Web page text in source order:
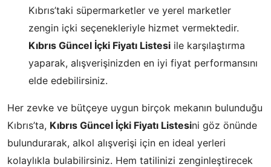
Kıbrıs’taki süpermarketler ve yerel marketler
zengin içki seçenekleriyle hizmet vermektedir.
Kıbrıs Güncel İçki Fiyatı Listesi ile karşılaştırma
yaparak, alışverişinizden en iyi fiyat performansını
elde edebilirsiniz.
Her zevke ve bütçeye uygun birçok mekanın bulunduğu
Kıbrıs’ta, Kıbrıs Güncel İçki Fiyatı Listesini göz önünde
bulundurarak, alkol alışverişi için en ideal yerleri
kolaylıkla bulabilirsiniz. Hem tatilinizi zenginleştirecek